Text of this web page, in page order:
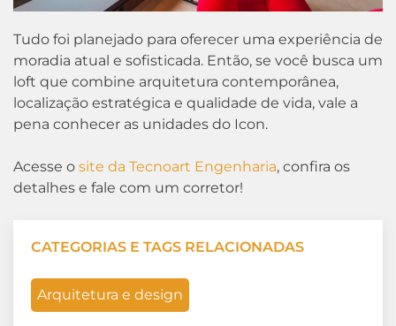
Tudo foi planejado para oferecer uma experiência de
moradia atual e sofisticada. Então, se você busca um
loft que combine arquitetura contemporânea,
localização estratégica e qualidade de vida, vale a
pena conhecer as unidades do Icon.
Acesse o site da Tecnoart Engenharia, confira os
detalhes e fale com um corretor!
CATEGORIAS E TAGS RELACIONADAS
Arquitetura e design